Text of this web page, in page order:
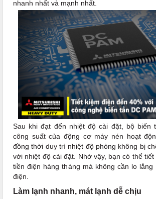
nhanh nhất và mạnh nhất.
Sau khi đạt đến nhiệt độ cài đặt, bộ biến
công suất của động cơ máy nén hoạt
đồng thời duy trì nhiệt độ phòng không bị
với nhiệt độ cài đặt. Nhờ vậy, bạn có thể
tiền điện hàng tháng mà không cần lo
điện.
Làm lạnh nhanh, mát lạnh dễ chịu